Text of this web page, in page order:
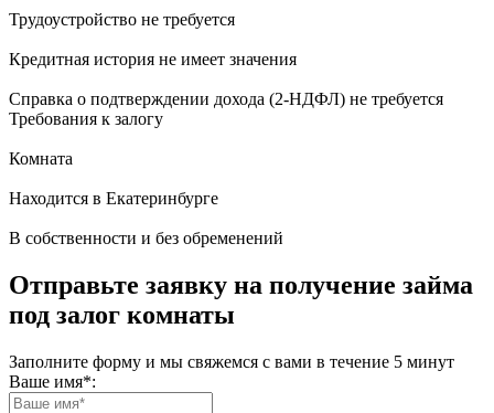
Трудоустройство не требуется
Кредитная история не имеет значения
Справка о подтверждении дохода (2-НДФЛ) не требуется
Требования к залогу
Комната
Находится в Екатеринбурге
В собственности и без обременений
Отправьте заявку на получение займа
под залог комнаты
Заполните форму и мы свяжемся с вами в течение 5 минут
Ваше имя*: